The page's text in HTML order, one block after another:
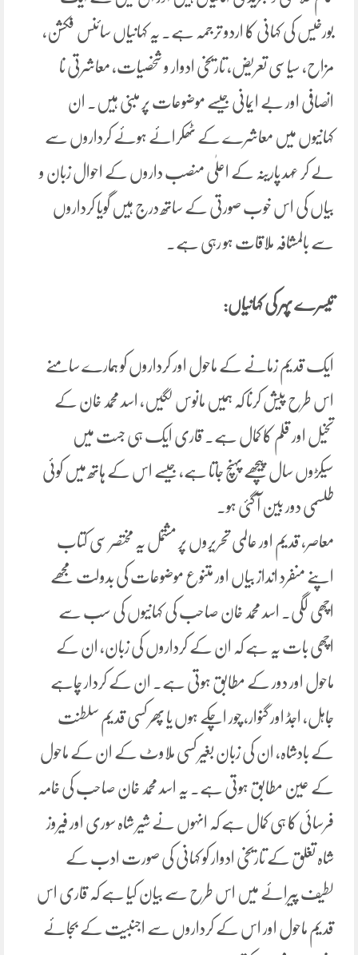
بورخیس کی کہانی کا اردو ترجمہ ہے۔ یہ کہانیاں سائنس فکشن،
مزاح، سیاسی تعریض، تاریخی ادوار و شخصیات، معاشرتی نا
انصافی اور بے ایمانی جیسے موضوعات پر مبنی ہیں۔ ان
کہانیوں میں معاشرے کے ٹھکرائے ہوئے کرداروں سے
لے کر عہد پارینہ کے اعلٰی منصب داروں کے احوال زبان و
بیاں کی اس خوب صورتی کے ساتھ درج ہیں گویا کرداروں
سے بالمشافہ ملاقات ہو رہی ہے۔
تیسرے پہر کی کہانیاں:
ایک قدیم زمانے کے ماحول اور کرداروں کو ہمارے سامنے
اس طرح پیش کرنا کہ ہمیں مانوس لگیں، اسد محمد خان کے
تخیل اور قلم کا کمال ہے۔ قاری ایک ہی جست میں
سیکڑوں سال پیچھے پہنچ جاتا ہے، جیسے اس کے ہاتھ میں کوئی
طلسمی دور بین آ گئی ہو۔
معاصر، قدیم اور عالمی تحریروں پر مشتمل یہ مختصر سی کتاب
اپنے منفرد انداز بیاں اور متنوع موضوعات کی بدولت مجھے
اچھی لگی۔ اسد محمد خان صاحب کی کہانیوں کی سب سے
اچھی بات یہ ہے کہ ان کے کرداروں کی زبان، ان کے
ماحول اور دور کے مطابق ہوتی ہے۔ ان کے کردار چاہے
جاہل، اجڈ اور گنوار، چور اچکے ہوں یا پھر کسی قدیم سلطنت
کے بادشاہ، ان کی زبان بغیر کسی ملاوٹ کے ان کے ماحول
کے عین مطابق ہوتی ہے۔ یہ اسد محمد خان صاحب کی خامہ
فرسائی کا ہی کمال ہے کہ انہوں نے شیر شاہ سوری اور فیروز
شاہ تغلق کے تاریخی ادوار کو کہانی کی صورت ادب کے
لطیف پیرائے میں اس طرح سے بیان کیا ہے کہ قاری اس
قدیم ماحول اور اس کے کرداروں سے اجنبیت کے بجائے